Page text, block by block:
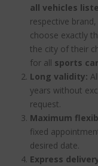
all vehicles
respective
choose exactly
the city of their
for all sports
Long validity: All
years without
request.
Maximum
fixed
desired date.
Express